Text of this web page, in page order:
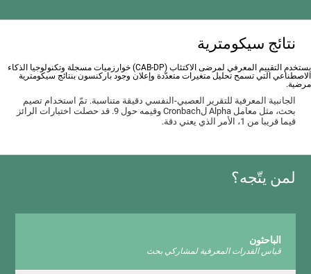
نتائج سيكومترية
يستخدم التقييم المعرفي لمرضى الاكتئاب (CAB-DP) خوارزميات مسجلة وتكنولوجيا الذكاء
الاصطناعي التي تسمح تحليل متغيرات متعدّدة وإعلان وجود باركنسون بنتائج سيكومترية
مرضية.
الجانبية المعرفية للتقرير العصبي-النفسي دقيقة متناسبة. تمّ استخدام تصيم
بحث، مثل معامل Alpha لCronbach وقيمه حول 9. قد حصلت اختبارات الرائز
قيما قريبا من 1، الأمر الذي يعني دقة.
لمن يتّجه؟
الباحثون
قياس القدرات المعرفية لمشاركي بحث